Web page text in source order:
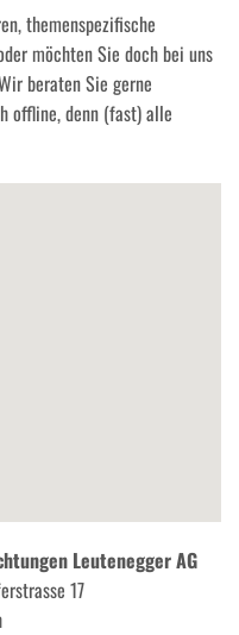
themenspezifische
möchten Sie doch bei uns
beraten Sie gerne
offline, denn (fast) alle
Leutenegger AG
17